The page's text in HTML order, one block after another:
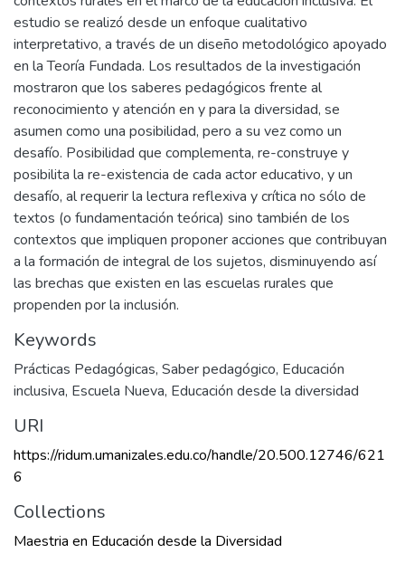
estudio se realizó desde un enfoque cualitativo
interpretativo, a través de un diseño metodológico apoyado
en la Teoría Fundada. Los resultados de la investigación
mostraron que los saberes pedagógicos frente al
reconocimiento y atención en y para la diversidad, se
asumen como una posibilidad, pero a su vez como un
desafío. Posibilidad que complementa, re-construye y
posibilita la re-existencia de cada actor educativo, y un
desafío, al requerir la lectura reflexiva y crítica no sólo de
textos (o fundamentación teórica) sino también de los
contextos que impliquen proponer acciones que contribuyan
a la formación de integral de los sujetos, disminuyendo así
las brechas que existen en las escuelas rurales que
propenden por la inclusión.
Keywords
Prácticas Pedagógicas, Saber pedagógico, Educación
inclusiva, Escuela Nueva, Educación desde la diversidad
URI
https://ridum.umanizales.edu.co/handle/20.500.12746/621
6
Collections
Maestria en Educación desde la Diversidad